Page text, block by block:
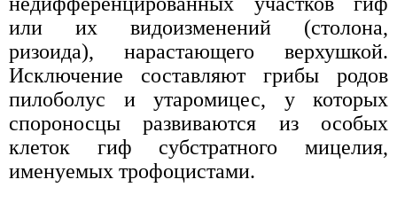
или их видоизменений (столона,
ризоида), нарастающего верхушкой.
Исключение составляют грибы родов
пилоболус и утаромицес, у которых
спороносцы развиваются из особых
клеток гиф субстратного мицелия,
именуемых трофоцистами.